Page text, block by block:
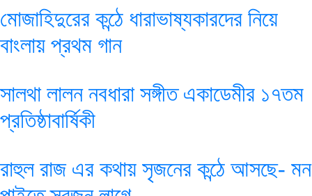
মোজাহিদুরের কন্ঠে ধারাভাষ্যকারদের নিয়ে
বাংলায় প্রথম গান
সালথা লালন নবধারা সঙ্গীত একাডেমীর ১৭তম
প্রতিষ্ঠাবার্ষিকী
রাহুল রাজ এর কথায় সৃজনের কন্ঠে আসছে- মন